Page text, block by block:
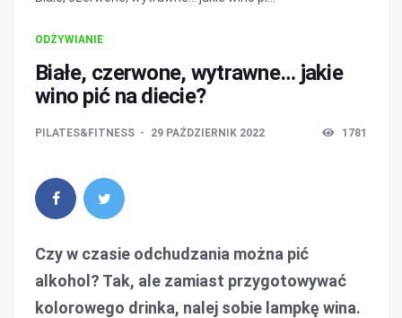
ODŻYWIANIE
Białe, czerwone, wytrawne… jakie
wino pić na diecie?
PILATES&FITNESS 29 PAŹDZIERNIK 2022 1781
Czy w czasie odchudzania można pić
alkohol? Tak, ale zamiast przygotowywać
kolorowego drinka, nalej sobie lampkę wina.